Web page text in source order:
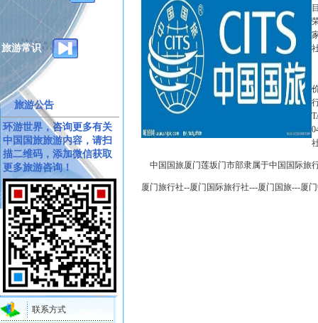
旅游常识
旅游公告
环游世界，咨询更多有关
中国国旅旅游内容，请扫
描二维码，添加微信获取
更多旅游咨询！
联系方式
中国国旅厦门莲坂门市部隶属于中国国际旅
厦门旅行社--厦门国际旅行社---厦门国旅---厦